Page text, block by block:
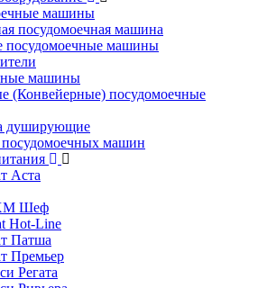
машины
посудомоечная машина
посудомоечные машины
машины
(Конвейерные) посудомоечные
душирующие
машин
Аста
Шеф
Hot-Line
Патша
Премьер
Регата